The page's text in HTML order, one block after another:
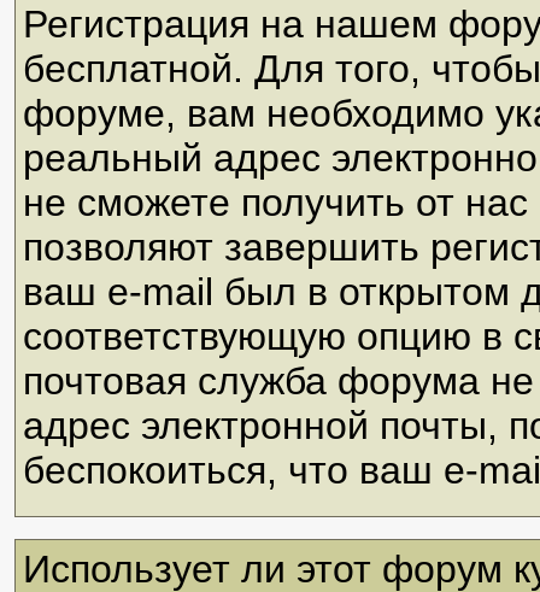
Регистрация на нашем
бесплатной. Для того,
форуме, вам необходимо
реальный адрес
не сможете получить от
позволяют завершить
ваш e-mail был в открытом
соответствующую опцию в
почтовая служба форума
адрес электронной почты,
беспокоиться, что ваш e-
Использует ли этот форум